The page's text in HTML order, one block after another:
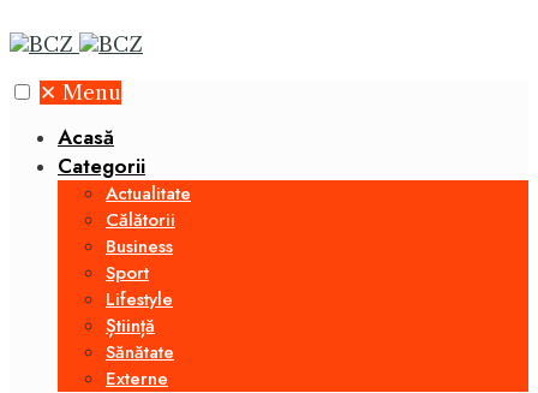
✕ Menu
Acasă
Categorii
Actualitate
Călătorii
Business
Sport
Lifestyle
Știință
Sănătate
Externe